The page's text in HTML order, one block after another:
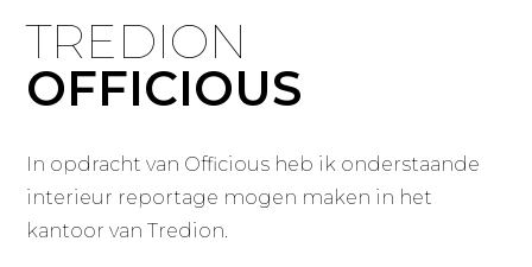
TREDION
OFFICIOUS
In opdracht van Officious heb ik onderstaande
interieur reportage mogen maken in het
kantoor van Tredion.